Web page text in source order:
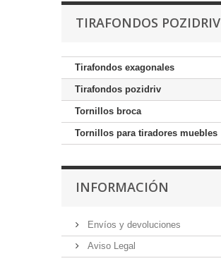
TIRAFONDOS POZIDRIV
Tirafondos exagonales
Tirafondos pozidriv
Tornillos broca
Tornillos para tiradores muebles
INFORMACIÓN
Envíos y devoluciones
Aviso Legal